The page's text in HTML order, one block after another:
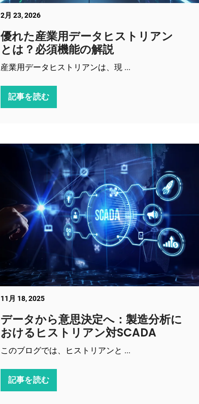
2月 23, 2026
優れた産業用データヒストリアン
とは？必須機能の解説
産業用データヒストリアンは、現 ...
記事を読む
11月 18, 2025
データから意思決定へ：製造分析に
おけるヒストリアン対SCADA
このブログでは、ヒストリアンと ...
記事を読む